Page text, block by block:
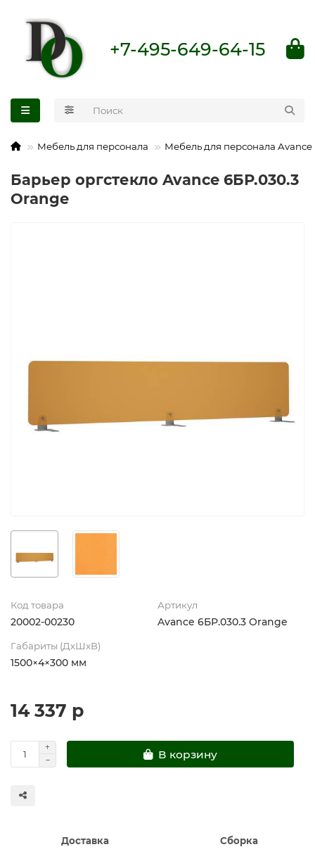
+7-495-649-64-15
Мебель для персонала Мебель для персонала Avance
Барьер оргстекло Avance 6БР.030.3
Orange
Код товара
20002-00230
Артикул
Avance 6БР.030.3 Orange
Габариты (ДхШхВ)
1500×4×300 мм
14 337 р
В корзину
Доставка
Сборка